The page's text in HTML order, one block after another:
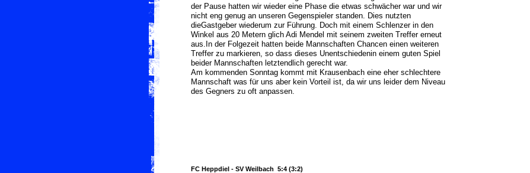
der Pause hatten wir wieder eine Phase die etwas schwächer war und wir
nicht eng genug an unseren Gegenspieler standen. Dies nutzten
dieGastgeber wiederum zur Führung. Doch mit einem Schlenzer in den
Winkel aus 20 Metern glich Adi Mendel mit seinem zweiten Treffer erneut
aus.In der Folgezeit hatten beide Mannschaften Chancen einen weiteren
Treffer zu markieren, so dass dieses Unentschiedenin einem guten Spiel
beider Mannschaften letztendlich gerecht war.
Am kommenden Sonntag kommt mit Krausenbach eine eher schlechtere
Mannschaft was für uns aber kein Vorteil ist, da wir uns leider dem Niveau
des Gegners zu oft anpassen.
FC Heppdiel - SV Weilbach 5:4 (3:2)